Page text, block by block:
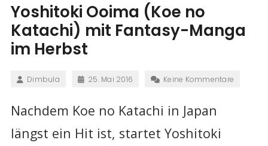
Yoshitoki Ooima (Koe no
Katachi) mit Fantasy-Manga
im Herbst
Dimbula 25. Mai 2016 Keine Kommentare
Nachdem Koe no Katachi in Japan
längst ein Hit ist, startet Yoshitoki